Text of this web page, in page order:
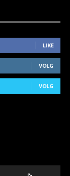
LIKE
VOLG
VOLG